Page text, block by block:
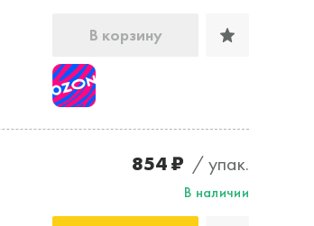
В корзину
854 ₽ / упак.
В наличии